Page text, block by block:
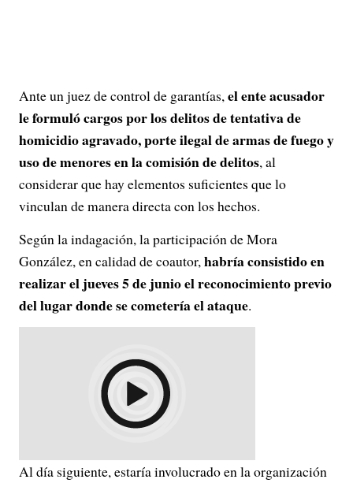
Ante un juez de control de garantías,el ente acusador
le formuló cargos por los delitos de tentativa de
homicidio agravado, porte ilegal de armas de fuego y
uso de menores en la comisión de delitos, al
considerar que hay elementos suficientes que lo
vinculan de manera directa con los hechos.
Según la indagación, la participación de Mora
González, en calidad de coautor,habría consistido en
realizar el jueves 5 de junio el reconocimiento previo
del lugar donde se cometería el ataque.
Al día siguiente, estaría involucrado en la organización